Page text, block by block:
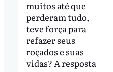
muitos até que
perderam tudo,
teve força para
refazer seus
roçados e suas
vidas? A resposta